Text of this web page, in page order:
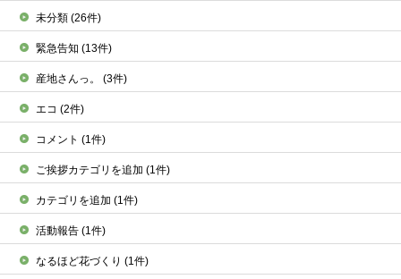
未分類(26件)
緊急告知(13件)
産地さんっ。(3件)
エコ(2件)
コメント(1件)
ご挨拶カテゴリを追加(1件)
カテゴリを追加(1件)
活動報告(1件)
なるほど花づくり(1件)